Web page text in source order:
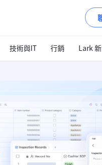
技術與IT 行銷 Lark